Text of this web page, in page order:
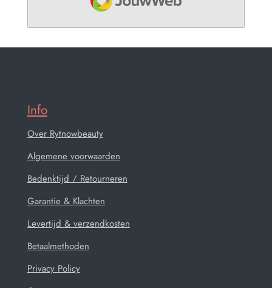
Info
Over Rytnowbeauty
Algemene voorwaarden
Bedenktijd / Retourneren
Garantie & Klachten
Levertijd & verzendkosten
Betaalmethoden
Privacy Policy